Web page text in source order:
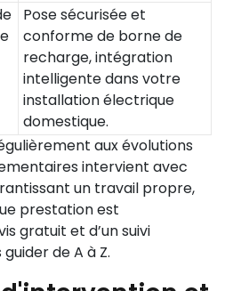
Pose sécurisée et
conforme de borne de
recharge, intégration
intelligente dans votre
installation électrique
domestique.
aux évolutions
intervient avec
un travail propre,
prestation est
gratuit et d’un suivi
de A à Z.